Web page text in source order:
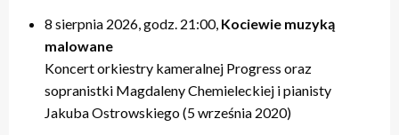
8 sierpnia 2026, godz. 21:00, Kociewie muzyką
malowane
Koncert orkiestry kameralnej Progress oraz
sopranistki Magdaleny Chemieleckiej i pianisty
Jakuba Ostrowskiego (5 września 2020)